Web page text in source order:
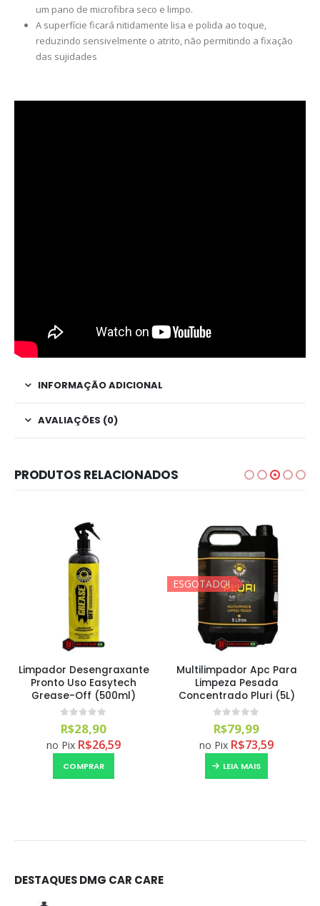
um pano de microfibra seco e limpo.
A superfície ficará nitidamente lisa e polida ao toque,
reduzindo sensivelmente o atrito, não permitindo a fixação
das sujidades
INFORMAÇÃO ADICIONAL
AVALIAÇÕES (0)
PRODUTOS RELACIONADOS
Limpador Desengraxante
Pronto Uso Easytech
Grease-Off (500ml)
R$28,90
no Pix R$26,59
COMPRAR
ESGOTADO!
Multilimpador Apc Para
Limpeza Pesada
Concentrado Pluri (5L)
R$79,99
no Pix R$73,59
LEIA MAIS
DESTAQUES DMG CAR CARE